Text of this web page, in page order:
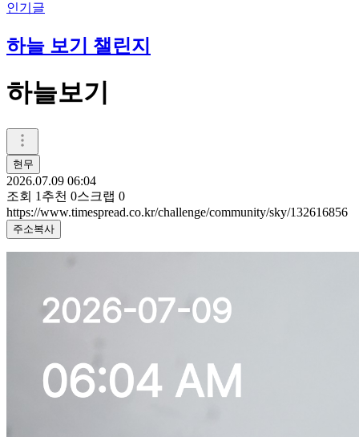
인기글
하늘 보기 챌린지
하늘보기
현무
2026.07.09 06:04
조회 1 추천 0스크랩 0
https://www.timespread.co.kr/challenge/community/sky/132616856
주소복사